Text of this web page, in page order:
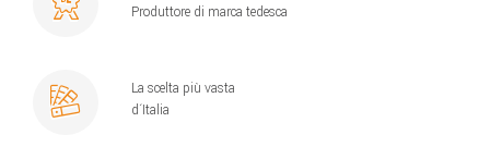
Produttore di marca tedesca
La scelta più vasta
d´Italia